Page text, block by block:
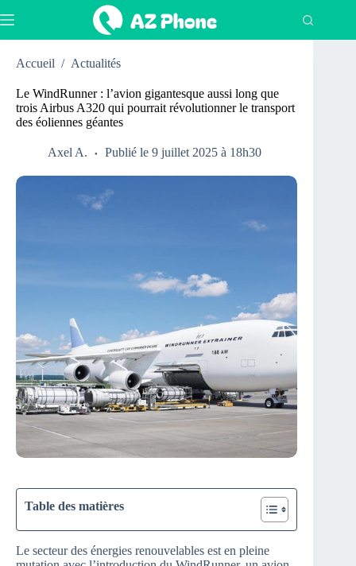
au
Accueil / Actualités
Le WindRunner : l’avion gigantesque aussi long que
trois Airbus A320 qui pourrait révolutionner le transport
des éoliennes géantes
Axel A. Publié le 9 juillet 2025 à 18h30
Table des matières
Le secteur des énergies renouvelables est en pleine